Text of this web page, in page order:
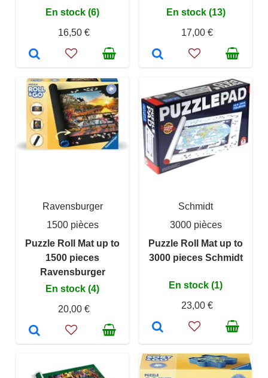
En stock (6)
16,50 €
En stock (13)
17,00 €
Ravensburger
1500 pièces
Puzzle Roll Mat up to
1500 pieces
Ravensburger
En stock (4)
20,00 €
Schmidt
3000 pièces
Puzzle Roll Mat up to
3000 pieces Schmidt
En stock (1)
23,00 €